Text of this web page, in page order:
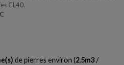
CL40.
de pierres environ (2.5m3 /